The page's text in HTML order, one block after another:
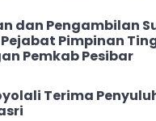
dan Pengambilan
Pimpinan
Pemkab Pesibar
Terima